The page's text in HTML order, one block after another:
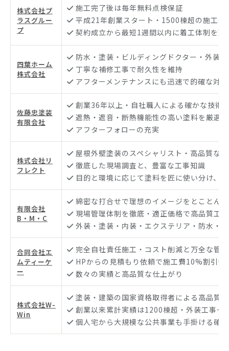
株式会社プ
ラスグルー
プ
施工完了後は毎年無料点検保証
平成21年創業スタート・1500棟超の施工実
契約成立から最短1週間以内に着工体制を整
四葉ホーム
株式会社
防水・塗装・ビルディングドクター・外装
丁寧な補修工事で耐久性を維持
アフターメンテナンスにも迅速で的確な対
佐藤忠塗装
有限会社
創業36年以上・自社職人による確かな技術
遮熱・遮音・断熱機能性の高い塗料を厳選
アフターフォローの充実
株式会社リ
フレクト
屋根外壁塗装のスペシャリスト・高品質な
徹底した現場調査と、豊富な工事知識
目的と環境に応じて塗料を匠に使い分け、
有限会社
B・M・C
綿密な打合せで理想のイメージをとことん
現場管理体制を徹底・適正価格で高品質工事
外装・塗装・内装・エクステリア・防水・
合同会社エ
ムティーケ
ー
完全自社責任施工・コスト削減と万全な管
HPからの見積もり依頼で施工費10%割引特
数々の実績と高品質な仕上がり
株式会社W-
Win
塗装・建築の国家資格取得者による高品質
創業以来累計実績は1200棟超・外装工事一
個人宅から大規模な公共事業も手掛ける確